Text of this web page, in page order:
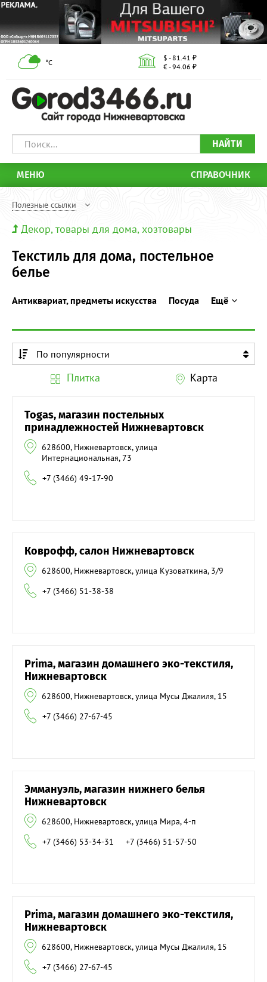
°С
$ - 81.41 ₽
€ - 94.06 ₽
НАЙТИ
МЕНЮ СПРАВОЧНИК
Полезные ссылки
Декор, товары для дома, хозтовары
Текстиль для дома, постельное
белье
Антиквариат, предметы искусства Посуда Ещё
По популярности
По алфавиту
Плитка Карта
Togas, магазин постельных
принадлежностей Нижневартовск
628600, Нижневартовск, улица
Интернациональная, 73
+7 (3466) 49-17-90
Коврофф, салон Нижневартовск
628600, Нижневартовск, улица Кузоваткина, 3/9
+7 (3466) 51-38-38
Prima, магазин домашнего эко-текстиля,
Нижневартовск
628600, Нижневартовск, улица Мусы Джалиля, 15
+7 (3466) 27-67-45
Эммануэль, магазин нижнего белья
Нижневартовск
628600, Нижневартовск, улица Мира, 4-п
+7 (3466) 53-34-31
+7 (3466) 51-57-50
Prima, магазин домашнего эко-текстиля,
Нижневартовск
628600, Нижневартовск, улица Мусы Джалиля, 15
+7 (3466) 27-67-45